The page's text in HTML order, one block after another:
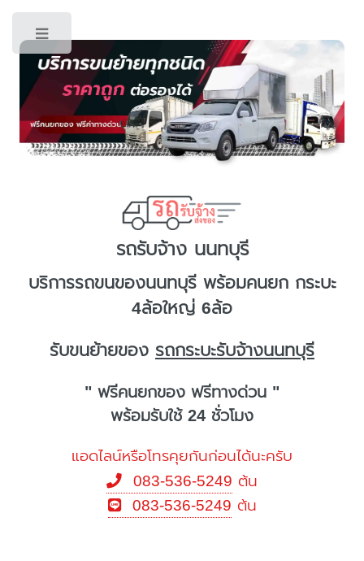
รถรับจ้าง นนทบุรี
บริการรถขนของนนทบุรีพร้อมคนยก กระบะ
4ล้อใหญ่ 6ล้อ
รับขนย้ายของ รถกระบะรับจ้างนนทบุรี
" ฟรีคนยกของ ฟรีทางด่วน "
พร้อมรับใช้ 24 ชั่วโมง
แอดไลน์หรือโทรคุยกันก่อนได้นะครับ
083-536-5249 ต้น
083-536-5249 ต้น
Toggle